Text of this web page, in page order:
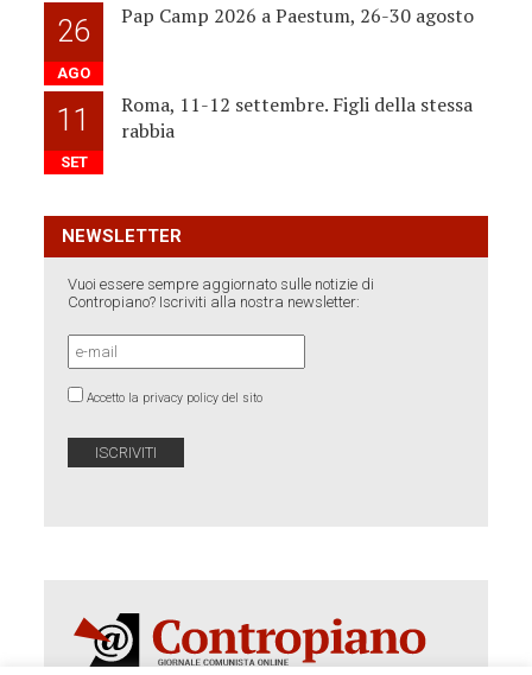
26
AGO
Pap Camp 2026 a Paestum, 26-30 agosto
11
SET
Roma, 11-12 settembre. Figli della stessa
rabbia
NEWSLETTER
Vuoi essere sempre aggiornato sulle notizie di
Contropiano? Iscriviti alla nostra newsletter:
Accetto la privacy policy del sito